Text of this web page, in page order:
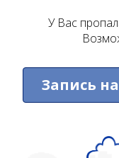
У Вас
Запись